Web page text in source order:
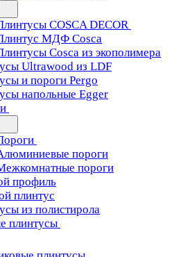
COSCA DECOR
МДФ Cosca
Cosca из экополимера
Ultrawood из LDF
и пороги Pergo
напольные Egger
пороги
пороги
профиль
плинтус
из полистирола
плинтусы